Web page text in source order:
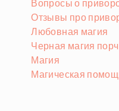
Вопросы о
Отзывы про
Любовная магия
Черная магия
Магия
Магическая